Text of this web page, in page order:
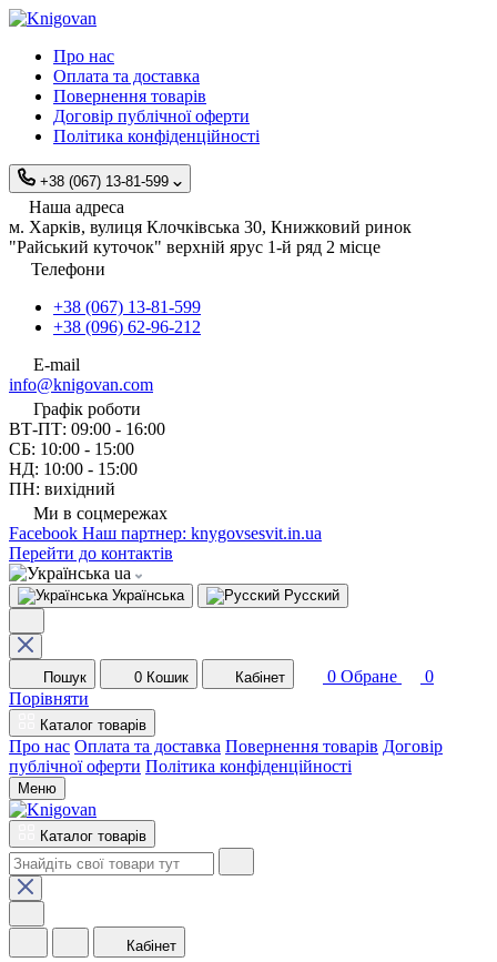
Про нас
Оплата та доставка
Повернення товарів
Договір публічної оферти
Політика конфіденційності
+38 (067) 13-81-599
Наша адреса
м. Харків, вулиця Клочківська 30, Книжковий ринок
"Райський куточок" верхній ярус 1-й ряд 2 місце
Телефони
+38 (067) 13-81-599
+38 (096) 62-96-212
E-mail
info@knigovan.com
Графік роботи
ВТ-ПТ: 09:00 - 16:00
СБ: 10:00 - 15:00
НД: 10:00 - 15:00
ПН: вихідний
Ми в соцмережах
Facebook Наш партнер: knygovsesvit.in.ua
Перейти до контактів
ua
Українська Русский
Пошук 0 Кошик Кабінет 0 Обране
0
Порівняти
Каталог товарів
Про нас Оплата та доставка Повернення товарів Договір
публічної оферти Політика конфіденційності
Меню
Каталог товарів
Кабінет